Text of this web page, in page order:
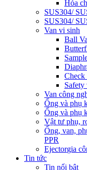
Hóa
SUS304/
SUS304/
Van vi sinh
Ball
Check
Van công
Ống và phụ
Ống và phụ
Vật tư phụ,
Ống, van,
PPR
Ejectorgia
Tin tức
Tin nổi bật